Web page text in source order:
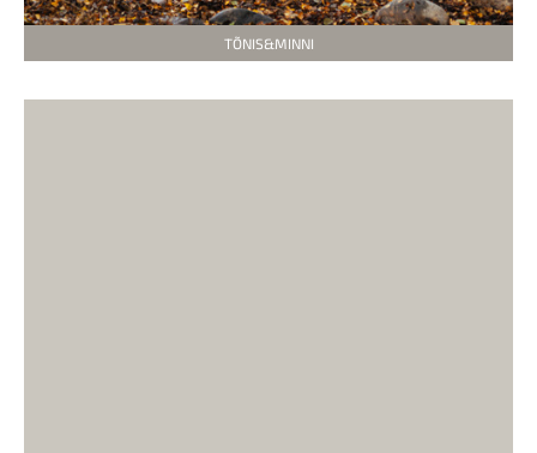
TÕNIS&MINNI